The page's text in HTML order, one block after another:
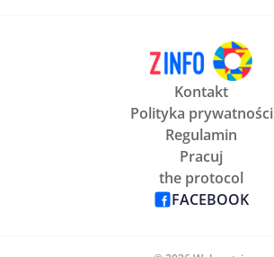
Kontakt
Polityka prywatności
Regulamin
Pracuj
the protocol
FACEBOOK